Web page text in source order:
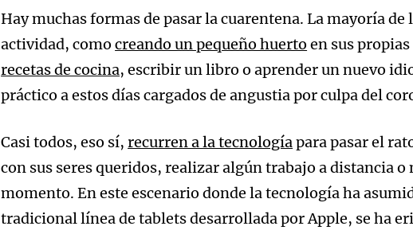
Hay muchas formas de pasar la cuarentena. La mayoría
actividad, comocreando un pequeño huerto en sus
recetas de cocina, escribir un libro o aprender un nuevo
práctico a estos días cargados de angustia por culpa del
Casi todos, eso sí,recurren a la tecnologíapara pasar el
con sus seres queridos, realizar algún trabajo a distancia
momento. En este escenario donde la tecnología ha
tradicional línea de tablets desarrollada por Apple, se ha